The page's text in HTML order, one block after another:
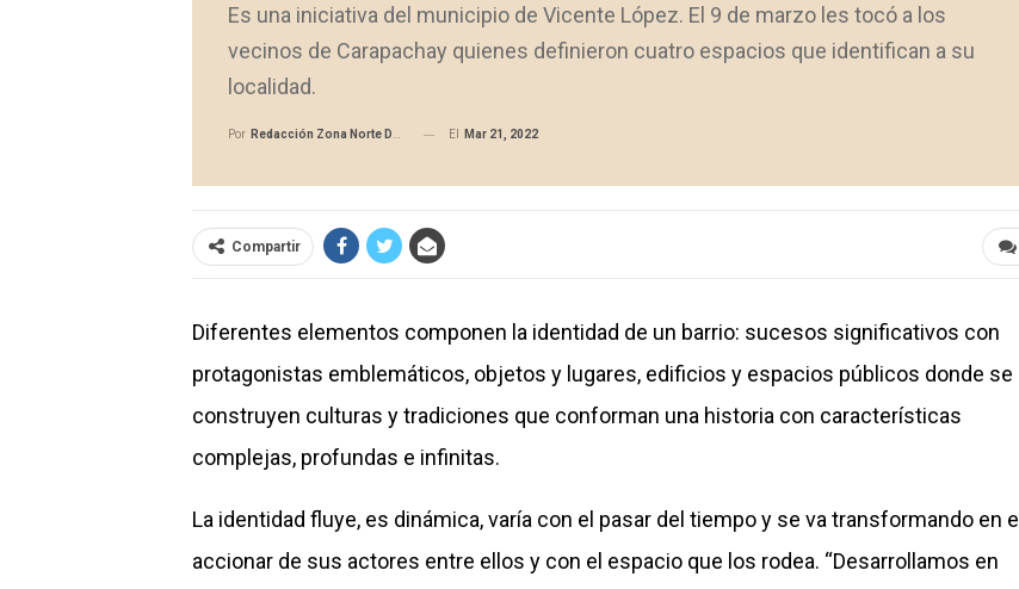
Es una iniciativa del municipio de Vicente López. El 9 de marzo les tocó a los
vecinos de Carapachay quienes definieron cuatro espacios que identifican a su
localidad.
Por Redacción Zona Norte Daily El Mar 21, 2022
Compartir
Diferentes elementos componen la identidad de un barrio: sucesos significativos con
protagonistas emblemáticos, objetos y lugares, edificios y espacios públicos donde se
construyen culturas y tradiciones que conforman una historia con características
complejas, profundas e infinitas.
La identidad fluye, es dinámica, varía con el pasar del tiempo y se va transformando en el
accionar de sus actores entre ellos y con el espacio que los rodea. “Desarrollamos en